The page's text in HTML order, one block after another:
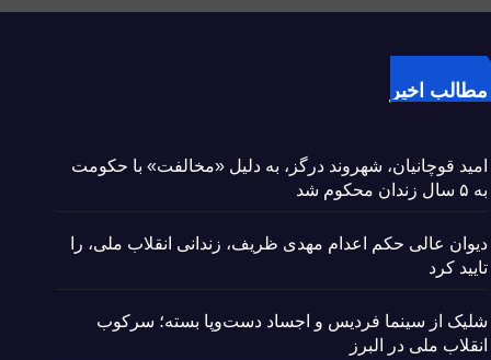
مطالب اخیر
امید قوچانیان، شهروند درگز، به دلیل «مخالفت» با حکومت
به ۵ سال زندان محکوم شد
دیوان عالی حکم اعدام مهدی ظریف، زندانی انقلاب ملی، را
تایید کرد
شلیک از سینما فردیس و اجساد دست‌وپا بسته؛ سرکوب
انقلاب ملی در البرز